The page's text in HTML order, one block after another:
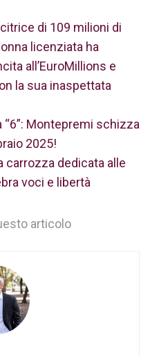
di 109 milioni di
licenziata ha
all’EuroMillions e
la sua inaspettata
Montepremi schizza
2025!
carrozza dedicata alle
voci e libertà
articolo